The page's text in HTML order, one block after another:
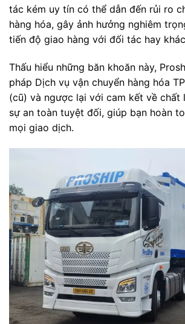
tác kém uy tín có thể dẫn đến rủi ro
hàng hóa, gây ảnh hưởng nghiêm
tiến độ giao hàng với đối tác hay
Thấu hiểu những băn khoăn này,
pháp Dịch vụ vận chuyển hàng hóa
(cũ) và ngược lại với cam kết về chất
sự an toàn tuyệt đối, giúp bạn hoàn
mọi giao dịch.